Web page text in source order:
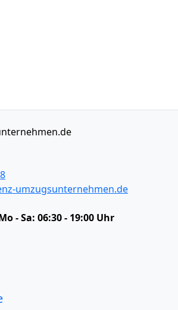
umzugsunternehmen.de
- Sa: 06:30 - 19:00 Uhr